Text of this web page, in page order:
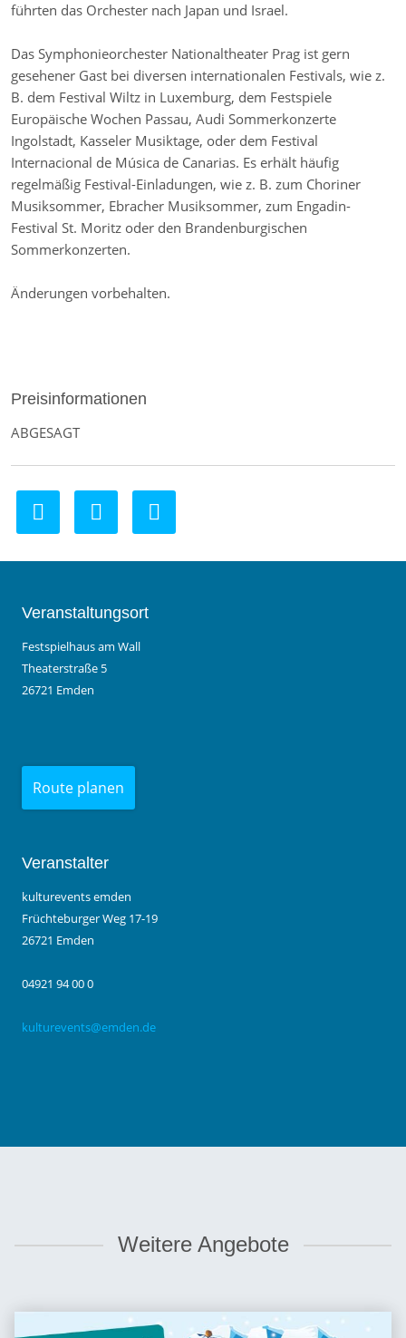
führten das Orchester nach Japan und Israel.
Das Symphonieorchester Nationaltheater Prag ist gern
gesehener Gast bei diversen internationalen Festivals, wie z.
B. dem Festival Wiltz in Luxemburg, dem Festspiele
Europäische Wochen Passau, Audi Sommerkonzerte
Ingolstadt, Kasseler Musiktage, oder dem Festival
Internacional de Música de Canarias. Es erhält häufig
regelmäßig Festival-Einladungen, wie z. B. zum Choriner
Musiksommer, Ebracher Musiksommer, zum Engadin-
Festival St. Moritz oder den Brandenburgischen
Sommerkonzerten.
Änderungen vorbehalten.
Preisinformationen
ABGESAGT
Veranstaltungsort
Festspielhaus am Wall
Theaterstraße 5
26721 Emden
Route planen
Veranstalter
kulturevents emden
Früchteburger Weg 17-19
26721 Emden
04921 94 00 0
kulturevents@emden.de
Weitere Angebote